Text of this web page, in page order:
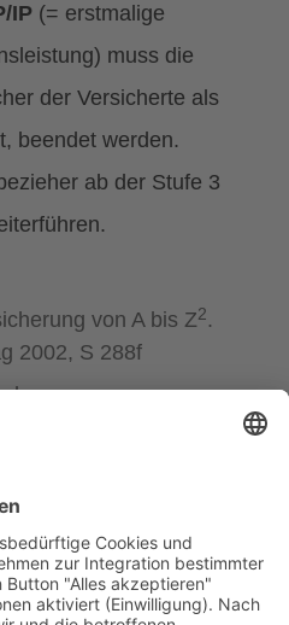
IP (= erstmalige
muss die
der Versicherte als
beendet werden.
ab der Stufe 3
von A bis Z2 .
2002, S 288f
zur
für kranke
Wien: Verlag
2002, S 58f